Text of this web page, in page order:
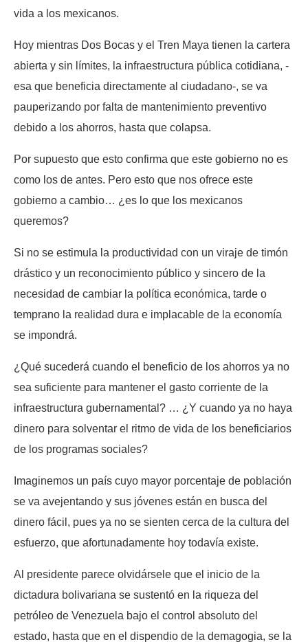
vida a los mexicanos.
Hoy mientras Dos Bocas y el Tren Maya tienen la cartera
abierta y sin límites, la infraestructura pública cotidiana, -
esa que beneficia directamente al ciudadano-, se va
pauperizando por falta de mantenimiento preventivo
debido a los ahorros, hasta que colapsa.
Por supuesto que esto confirma que este gobierno no es
como los de antes. Pero esto que nos ofrece este
gobierno a cambio… ¿es lo que los mexicanos
queremos?
Si no se estimula la productividad con un viraje de timón
drástico y un reconocimiento público y sincero de la
necesidad de cambiar la política económica, tarde o
temprano la realidad dura e implacable de la economía
se impondrá.
¿Qué sucederá cuando el beneficio de los ahorros ya no
sea suficiente para mantener el gasto corriente de la
infraestructura gubernamental? … ¿Y cuando ya no haya
dinero para solventar el ritmo de vida de los beneficiarios
de los programas sociales?
Imaginemos un país cuyo mayor porcentaje de población
se va avejentando y sus jóvenes están en busca del
dinero fácil, pues ya no se sienten cerca de la cultura del
esfuerzo, que afortunadamente hoy todavía existe.
Al presidente parece olvidársele que el inicio de la
dictadura bolivariana se sustentó en la riqueza del
petróleo de Venezuela bajo el control absoluto del
estado, hasta que en el dispendio de la demagogia, se la